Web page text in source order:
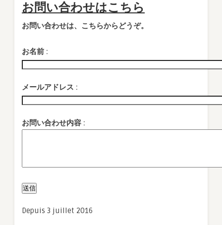
お問い合わせはこちら
お問い合わせは、こちらからどうぞ。
お名前 :
メールアドレス :
お問い合わせ内容 :
Depuis 3 juillet 2016